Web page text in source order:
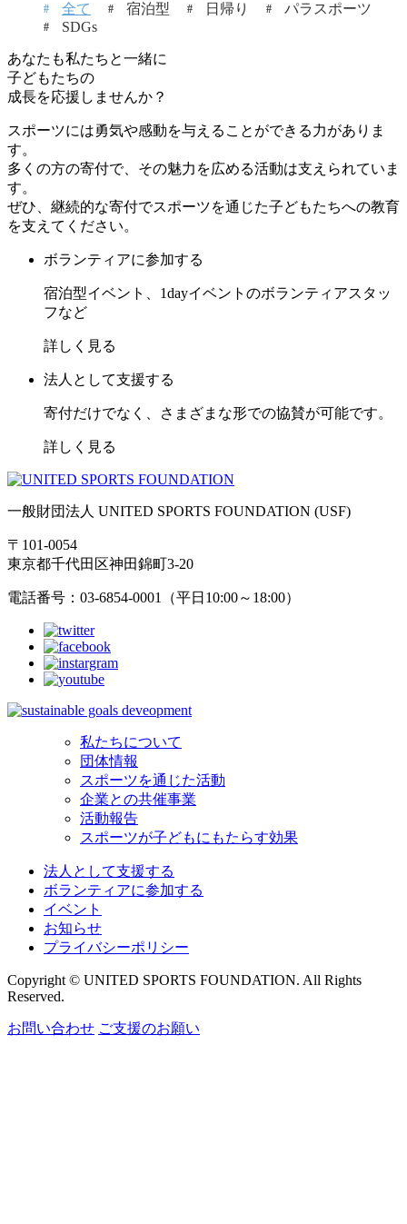
全て 宿泊型 日帰り
パラスポーツ
SDGs
あなたも私たちと一緒に
子どもたちの
成長を応援しませんか？
スポーツには勇気や感動を与えることができる力がありま
す。
多くの方の寄付で、その魅力を広める活動は支えられていま
す。
ぜひ、継続的な寄付でスポーツを通じた子どもたちへの教育
を支えてください。
ボランティアに参加する
宿泊型イベント、1dayイベントのボランティアスタッ
フなど
詳しく見る
法人として支援する
寄付だけでなく、さまざまな形での協賛が可能です。
詳しく見る
一般財団法人 UNITED SPORTS FOUNDATION (USF)
〒101-0054
東京都千代田区神田錦町3-20
電話番号：03-6854-0001（平日10:00～18:00）
私たちについて
団体情報
スポーツを通じた活動
企業との共催事業
活動報告
スポーツが子どもにもたらす効果
法人として支援する
ボランティアに参加する
イベント
お知らせ
プライバシーポリシー
Copyright © UNITED SPORTS FOUNDATION. All Rights
Reserved.
お問い合わせ ご支援のお願い